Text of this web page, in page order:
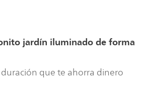
jardín iluminado de forma
que te ahorra dinero